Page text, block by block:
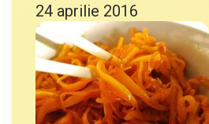
24 aprilie 2016